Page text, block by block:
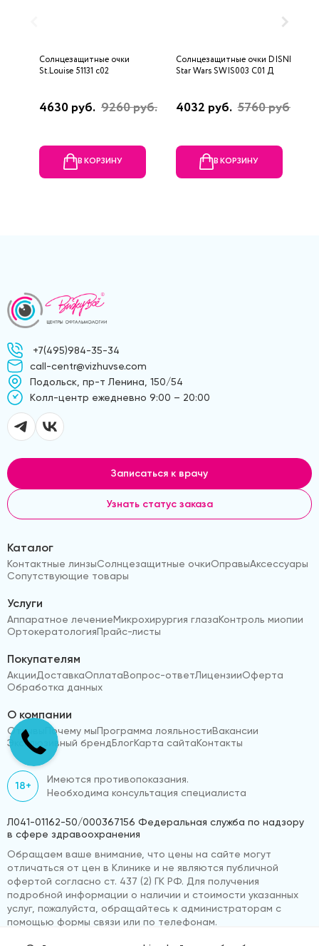
Солнцезащитные очки
St.Louise 51131 c02
4630 руб. 9260 руб.
В КОРЗИНУ
Солнцезащитные очки DISNEY
Star Wars SWIS003 C01 Д
4032 руб. 5760 руб.
В КОРЗИНУ
+7(495)984-35-34
call-centr@vizhuvse.com
Подольск, пр-т Ленина, 150/54
Kолл-центр ежедневно 9:00 – 20:00
Записаться к врачу
Узнать статус заказа
Каталог
Контактные линзыСолнцезащитные очкиОправыАксессуары
Сопутствующие товары
Услуги
Аппаратное лечениеМикрохирургия глазаКонтроль миопии
ОртокератологияПрайс-листы
Покупателям
АкцииДоставкаОплатаВопрос-ответЛицензииОферта
Обработка данных
О компании
Отзывы Почему мыПрограмма лояльностиВакансии
Эксклюзивный брендБлогКарта сайтаКонтакты
18+
Имеются противопоказания.
Необходима консультация специалиста
Л041-01162-50/000367156 Федеральная служба по надзору
в сфере здравоохранения
Обращаем ваше внимание, что цены на сайте могут
отличаться от цен в Клинике и не являются публичной
офертой согласно ст. 437 (2) ГК РФ. Для получения
подробной информации о наличии и стоимости указанных
услуг, пожалуйста, обращайтесь к администраторам с
помощью формы связи или по телефонам.